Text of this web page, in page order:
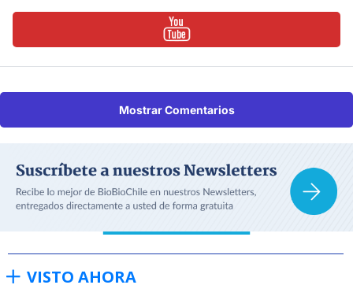
Mostrar Comentarios
VISTO AHORA